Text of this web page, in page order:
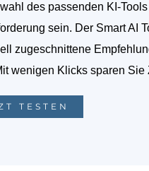
des passenden KI-
sein. Der Smart AI
zugeschnittene
wenigen Klicks sparen
TESTEN